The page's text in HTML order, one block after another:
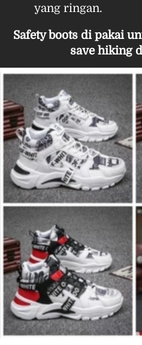
yang ringan.
Safety boots di pakai
save hiking